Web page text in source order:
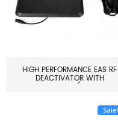
HIGH PERFORMANCE EAS RF
DEACTIVATOR WITH
ALARM(...
Sale!